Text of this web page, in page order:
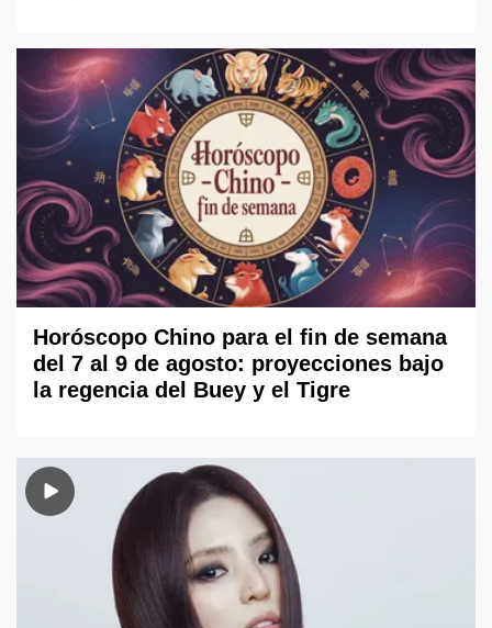
Horóscopo Chino para el fin de semana
del 7 al 9 de agosto: proyecciones bajo
la regencia del Buey y el Tigre